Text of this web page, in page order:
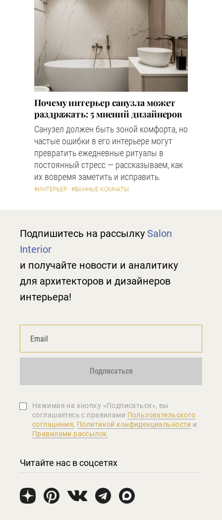
Почему интерьер санузла может
раздражать: 5 мнений дизайнеров
Санузел должен быть зоной комфорта, но
частые ошибки в его интерьере могут
превратить ежедневные ритуалы в
постоянный стресс — рассказываем, как
их вовремя заметить и исправить.
#ИНТЕРЬЕР #ВАННЫЕ КОМНАТЫ
Подпишитесь на рассылку Salon
Interior
и получайте новости и аналитику
для архитекторов и дизайнеров
интерьера!
Подписаться
Нажимая на кнопку «Подписаться», вы
соглашаетеcь с правилами Пользовательского
соглашения, Политикой конфиденциальности и
Правилами рассылок
Читайте нас в соцсетях